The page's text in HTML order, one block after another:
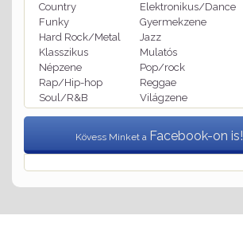
Country
Elektronikus/Dance
Funky
Gyermekzene
Hard Rock/Metal
Jazz
Klasszikus
Mulatós
Népzene
Pop/rock
Rap/Hip-hop
Reggae
Soul/R&B
Világzene
Kövess Minket a Facebook-on is!